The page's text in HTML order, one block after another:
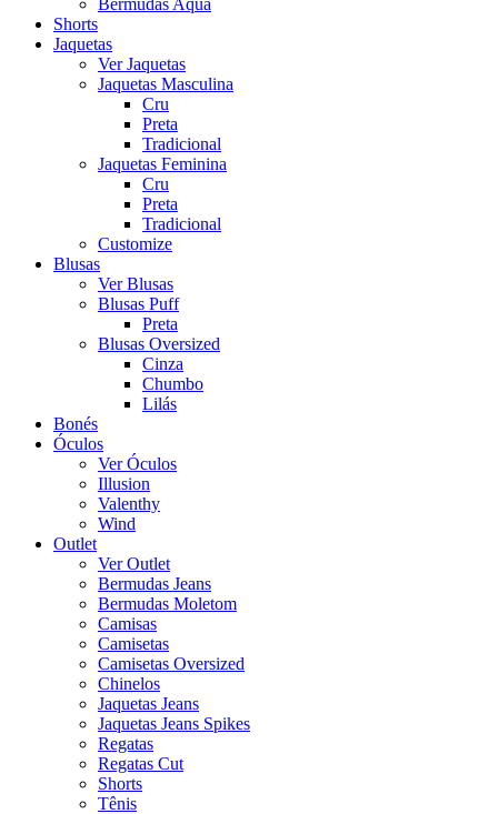
Bermudas Aqua
Shorts
Jaquetas
Ver Jaquetas
Jaquetas Masculina
Cru
Preta
Tradicional
Jaquetas Feminina
Cru
Preta
Tradicional
Customize
Blusas
Ver Blusas
Blusas Puff
Preta
Blusas Oversized
Cinza
Chumbo
Lilás
Bonés
Óculos
Ver Óculos
Illusion
Valenthy
Wind
Outlet
Ver Outlet
Bermudas Jeans
Bermudas Moletom
Camisas
Camisetas
Camisetas Oversized
Chinelos
Jaquetas Jeans
Jaquetas Jeans Spikes
Regatas
Regatas Cut
Shorts
Tênis